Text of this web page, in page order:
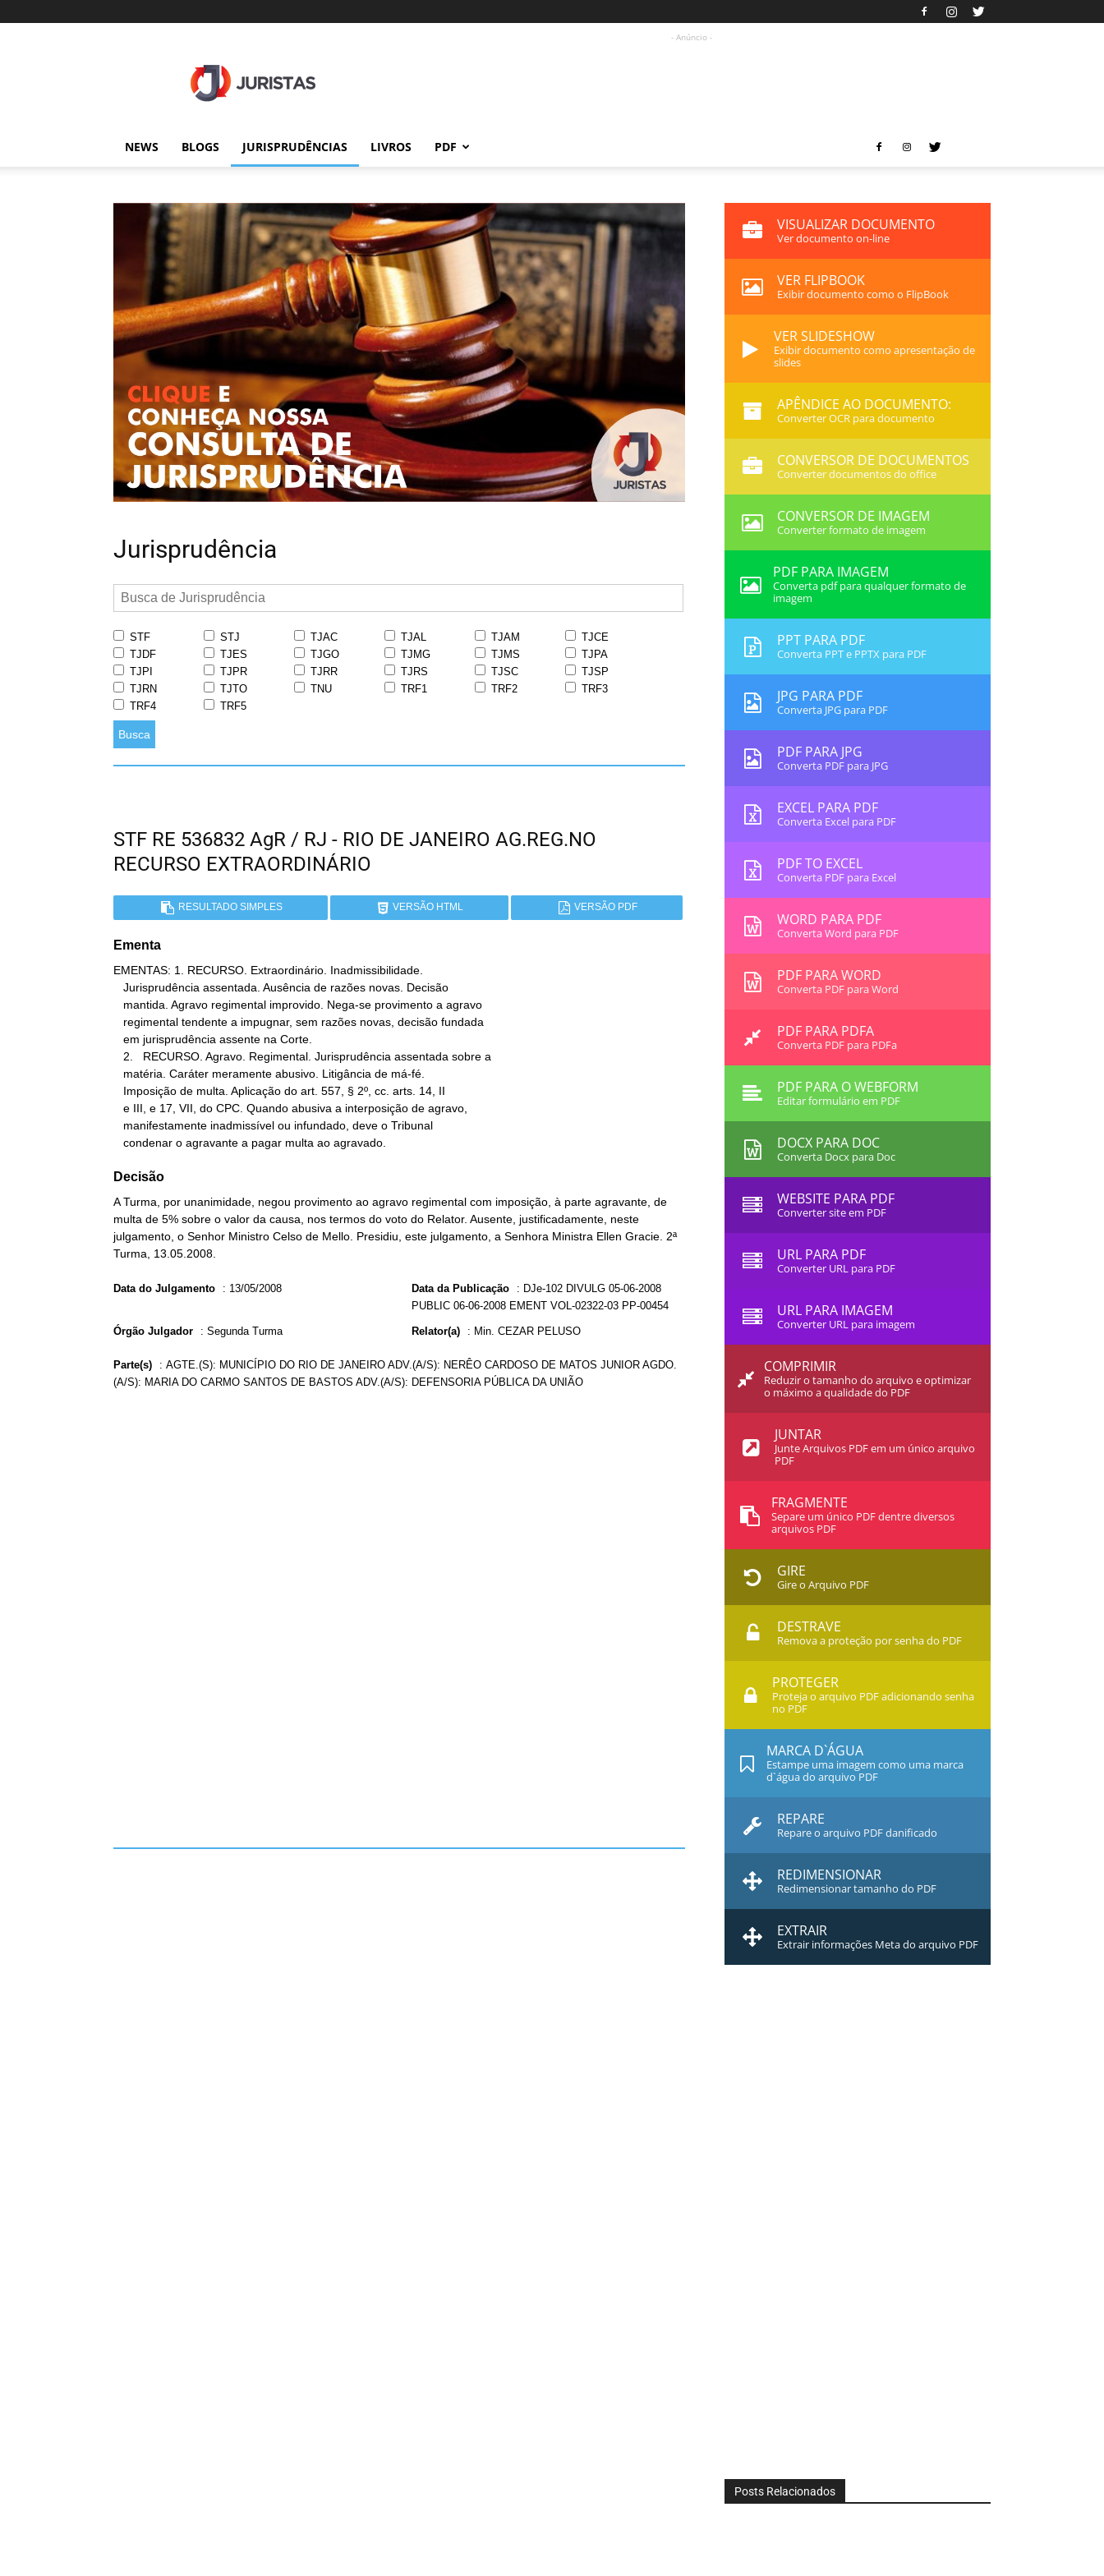
- Anúncio -
NEWS BLOGS JURISPRUDÊNCIAS LIVROS PDF
Jurisprudência
STF STJ TJAC TJAL TJAM
TJCE
TJDF
TJES TJGO TJMG TJMS
TJPA
TJPI
TJPR TJRR TJRS TJSC
TJSP
TJRN
TJTO TNU TRF1 TRF2
TRF3
TRF4
TRF5
Busca
STF RE 536832 AgR / RJ - RIO DE JANEIRO AG.REG.NO
RECURSO EXTRAORDINÁRIO
RESULTADO SIMPLES VERSÃO HTML VERSÃO PDF
Ementa
EMENTAS: 1. RECURSO. Extraordinário. Inadmissibilidade.
   condenar o agravante a pagar multa ao agravado.
Decisão
A Turma, por unanimidade, negou provimento ao agravo regimental com imposição, à parte agravante, de
multa de 5% sobre o valor da causa, nos termos do voto do Relator. Ausente, justificadamente, neste
julgamento, o Senhor Ministro Celso de Mello. Presidiu, este julgamento, a Senhora Ministra Ellen Gracie. 2ª
Turma, 13.05.2008.
Data do Julgamento : 13/05/2008 Data da Publicação : DJe-102 DIVULG 05-06-2008
PUBLIC 06-06-2008 EMENT VOL-02322-03 PP-00454
Órgão Julgador : Segunda Turma Relator(a) : Min. CEZAR PELUSO
Parte(s) : AGTE.(S): MUNICÍPIO DO RIO DE JANEIRO ADV.(A/S): NERÊO CARDOSO DE MATOS JUNIOR AGDO.
(A/S): MARIA DO CARMO SANTOS DE BASTOS ADV.(A/S): DEFENSORIA PÚBLICA DA UNIÃO
VISUALIZAR DOCUMENTO
Ver documento on-line
VER FLIPBOOK
Exibir documento como o FlipBook
VER SLIDESHOW
Exibir documento como apresentação de
slides
APÊNDICE AO DOCUMENTO:
Converter OCR para documento
CONVERSOR DE DOCUMENTOS
Converter documentos do office
CONVERSOR DE IMAGEM
Converter formato de imagem
PDF PARA IMAGEM
Converta pdf para qualquer formato de
imagem
PPT PARA PDF
Converta PPT e PPTX para PDF
JPG PARA PDF
Converta JPG para PDF
PDF PARA JPG
Converta PDF para JPG
EXCEL PARA PDF
Converta Excel para PDF
PDF TO EXCEL
Converta PDF para Excel
WORD PARA PDF
Converta Word para PDF
PDF PARA WORD
Converta PDF para Word
PDF PARA PDFA
Converta PDF para PDFa
PDF PARA O WEBFORM
Editar formulário em PDF
DOCX PARA DOC
Converta Docx para Doc
WEBSITE PARA PDF
Converter site em PDF
URL PARA PDF
Converter URL para PDF
URL PARA IMAGEM
Converter URL para imagem
COMPRIMIR
Reduzir o tamanho do arquivo e optimizar
o máximo a qualidade do PDF
JUNTAR
Junte Arquivos PDF em um único arquivo
PDF
FRAGMENTE
Separe um único PDF dentre diversos
arquivos PDF
GIRE
Gire o Arquivo PDF
DESTRAVE
Remova a proteção por senha do PDF
PROTEGER
Proteja o arquivo PDF adicionando senha
no PDF
MARCA D`ÁGUA
Estampe uma imagem como uma marca
d`água do arquivo PDF
REPARE
Repare o arquivo PDF danificado
REDIMENSIONAR
Redimensionar tamanho do PDF
EXTRAIR
Extrair informações Meta do arquivo PDF
Posts Relacionados